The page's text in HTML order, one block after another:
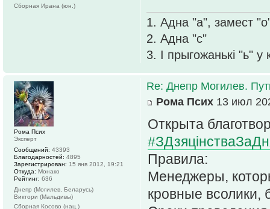
1. Адна "а", замест
2. Адна "с"
3. І прыгожанькі "ь" у
Сборная Ирана (юн.)
Re: Днепр Могилев.
Рома Псих 13 июл
Открыта
Правила:
Менеджеры,
кровные всолики,
Рома Псих
Эксперт
Сообщений: 43393
Благодарностей: 4895
Зарегистрирован: 15 янв 2012, 19:21
Откуда: Монако
Рейтинг: 636
Днепр (Могилев, Беларусь)
Виктори (Мальдивы)
Сборная Косово (нац.)